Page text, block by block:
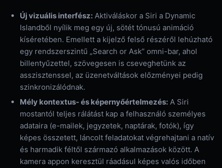
Új vizuális interfész: Aktiváláskor a Siri a Dynamic
Islandből nyílik meg egy új, sötét tónusú animáció
kíséretében. Emellett a kijelző felső részéről lehúzható
egy rendszerszintű „Search or Ask” omni-bar, ahol
billentyűzettel, szövegesen is cseveghetünk az
asszisztenssel, az üzenetváltások előzményei pedig
szinkronizálódnak.
Mély kontextus- és képernyőértelmezés: A Siri
mostantól teljes rálátást kap a felhasználó személyes
adataira (e-mailek, jegyzetek, naptárak, fotók), így
képes összetett, láncolt feladatokat végrehajtani a natív
és harmadik féltől származó alkalmazások között. A
kamera appon keresztül ráadásul képes valós időben